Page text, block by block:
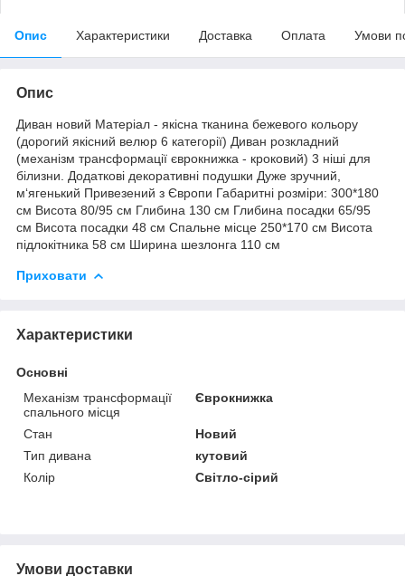
Опис Характеристики Доставка Оплата Умови
Опис
Диван новий Матеріал - якісна тканина бежевого кольору
(дорогий якісний велюр 6 категорії) Диван розкладний
(механізм трансформації єврокнижка - кроковий) 3 ніші для
білизни. Додаткові декоративні подушки Дуже зручний,
м‘ягенький Привезений з Європи Габаритні розміри: 300*180
см Висота 80/95 см Глибина 130 см Глибина посадки 65/95
см Висота посадки 48 см Спальне місце 250*170 см Висота
підлокітника 58 см Ширина шезлонга 110 см
Приховати
Характеристики
Основні
Механізм трансформації
спального місця
Єврокнижка
Стан
Новий
Тип дивана
кутовий
Колір
Світло-сірий
Умови доставки